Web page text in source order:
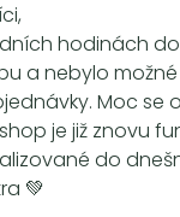
hodinách
a nebylo
Moc se
je již znovu
do
💚